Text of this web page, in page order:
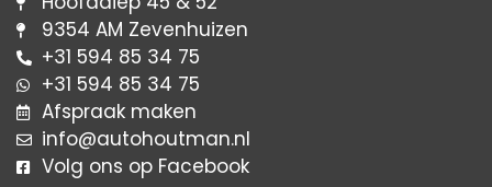
9354 AM Zevenhuizen
+31 594 85 34 75
+31 594 85 34 75
Afspraak maken
info@autohoutman.nl
Volg ons op Facebook